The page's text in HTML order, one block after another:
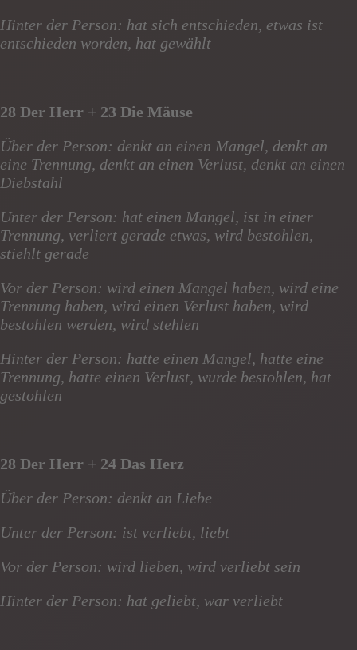
Hinter der Person: hat sich entschieden, etwas ist
entschieden worden, hat gewählt
28 Der Herr + 23 Die Mäuse
Über der Person: denkt an einen Mangel, denkt an
eine Trennung, denkt an einen Verlust, denkt an einen
Diebstahl
Unter der Person: hat einen Mangel, ist in einer
Trennung, verliert gerade etwas, wird bestohlen,
stiehlt gerade
Vor der Person: wird einen Mangel haben, wird eine
Trennung haben, wird einen Verlust haben, wird
bestohlen werden, wird stehlen
Hinter der Person: hatte einen Mangel, hatte eine
Trennung, hatte einen Verlust, wurde bestohlen, hat
gestohlen
28 Der Herr + 24 Das Herz
Über der Person: denkt an Liebe
Unter der Person: ist verliebt, liebt
Vor der Person: wird lieben, wird verliebt sein
Hinter der Person: hat geliebt, war verliebt